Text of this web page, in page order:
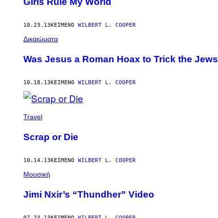
10.23.13ΚΕΊΜΕΝΟ WILBERT L. COOPER
Δικαιώματα
Was Jesus a Roman Hoax to Trick the
10.18.13ΚΕΊΜΕΝΟ WILBERT L. COOPER
Travel
Scrap or Die
10.14.13ΚΕΊΜΕΝΟ WILBERT L. COOPER
Μουσική
Jimi Nxir’s “Thundher” Video